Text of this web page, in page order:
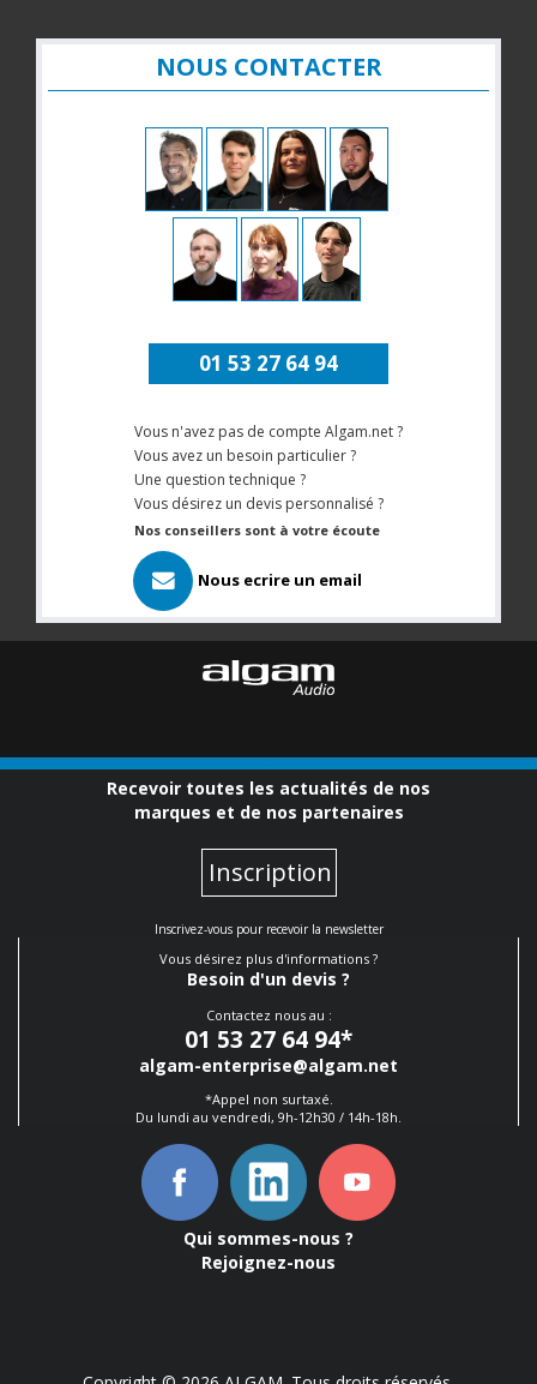
NOUS CONTACTER
01 53 27 64 94
Vous n'avez pas de compte Algam.net ?
Vous avez un besoin particulier ?
Une question technique ?
Vous désirez un devis personnalisé ?
Nos conseillers sont à votre écoute
Nous ecrire un email
Recevoir toutes les actualités de nos
marques et de nos partenaires
Inscription
Inscrivez-vous pour recevoir la newsletter
Vous désirez plus d'informations ?
Besoin d'un devis ?
Contactez nous au :
01 53 27 64 94*
algam-enterprise@algam.net
*Appel non surtaxé.
Du lundi au vendredi, 9h-12h30 / 14h-18h.
Qui sommes-nous ?
Rejoignez-nous